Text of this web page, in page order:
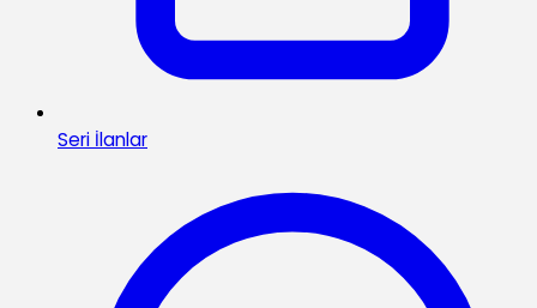
Seri İlanlar